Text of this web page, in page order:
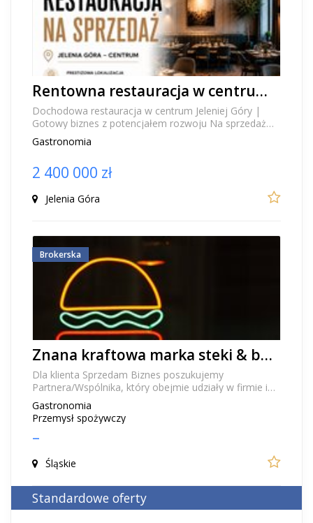
Rentowna restauracja w centrum Jeleniej Góry
Dochodowa restauracja w centrum Jeleniej Góry |
Gotowy biznes z potencjałem rozwoju Na sprzedaż
funkcjonująca, dochodowa restauracja
zlokalizowana...
Gastronomia
2 400 000 zł
Jelenia Góra
Brokerska
Znana kraftowa marka steki & burgery szuka Partnera, Wspólnika
Dla klienta Sprzedam Biznes poszukujemy
Partnera/Wspólnika, który obejmie udziały w firmie i
Gastronomia
Przemysł spożywczy
–
Śląskie
Standardowe oferty